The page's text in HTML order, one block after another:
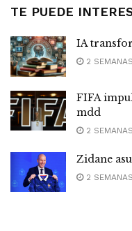
TE PUEDE
IA
2
FIFA
mdd
2
Zidane
2